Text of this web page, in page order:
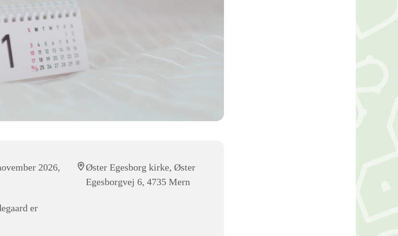
2026,
Øster Egesborg kirke, Øster
Egesborgvej 6, 4735 Mern
er